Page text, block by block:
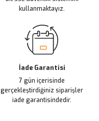
kullanmaktayız.
İade Garantisi
7 gün içerisinde
gerçekleştirdiğiniz siparişler
iade garantisindedir.